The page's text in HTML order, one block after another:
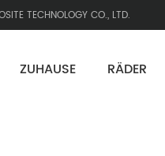
TECHNOLOGY CO., LTD.
ZUHAUSE RÄDER